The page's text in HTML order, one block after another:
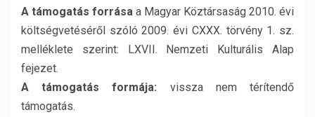
A támogatás forrása a Magyar Köztársaság 2010. évi
költségvetéséről szóló 2009. évi CXXX. törvény 1. sz.
melléklete szerint: LXVII. Nemzeti Kulturális Alap
fejezet.
A támogatás formája: vissza nem térítendő
támogatás.